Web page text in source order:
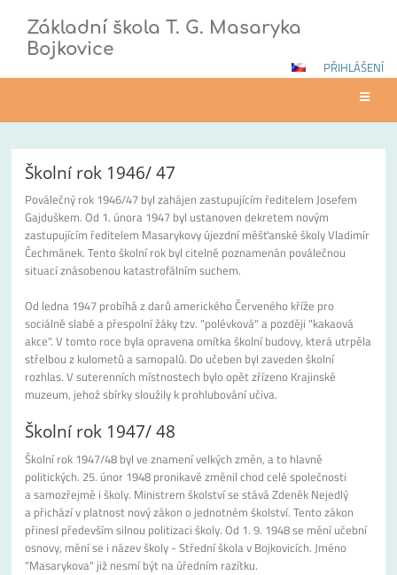
Základní škola T. G. Masaryka
Bojkovice
PŘIHLÁŠENÍ
Doba
poválečná
Školní rok 1946/ 47
Poválečný rok 1946/47 byl zahájen zastupujícím ředitelem Josefem
Gajduškem. Od 1. února 1947 byl ustanoven dekretem novým
zastupujícím ředitelem Masarykovy újezdní měšťanské školy Vladimír
Čechmánek. Tento školní rok byl citelně poznamenán poválečnou
situací znásobenou katastrofálním suchem.
Od ledna 1947 probíhá z darů amerického Červeného kříže pro
sociálně slabé a přespolní žáky tzv. "polévková" a později "kakaová
akce". V tomto roce byla opravena omítka školní budovy, která utrpěla
střelbou z kulometů a samopalů. Do učeben byl zaveden školní
rozhlas. V suterenních místnostech bylo opět zřízeno Krajinské
muzeum, jehož sbírky sloužily k prohlubování učiva.
Školní rok 1947/ 48
Školní rok 1947/48 byl ve znamení velkých změn, a to hlavně
politických. 25. únor 1948 pronikavě změnil chod celé společnosti
a samozřejmě i školy. Ministrem školství se stává Zdeněk Nejedlý
a přichází v platnost nový zákon o jednotném školství. Tento zákon
přinesl především silnou politizaci školy. Od 1. 9. 1948 se mění učební
osnovy, mění se i název školy - Střední škola v Bojkovicích. Jméno
"Masarykova" již nesmí být na úředním razítku.